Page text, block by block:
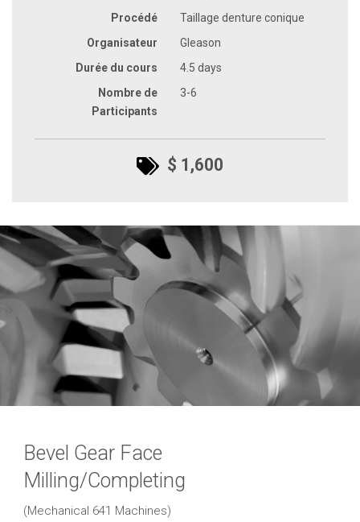
Procédé
Taillage denture conique
Organisateur
Gleason
Durée du cours
4.5 days
Nombre de
Participants
3-6
$ 1,600
Bevel Gear Face
Milling/Completing
(Mechanical 641 Machines)